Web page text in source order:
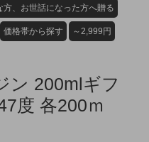
方、お世話になった方へ贈る
価格帯から探す ～2,999円
ン 200mlギフ
度 各200ｍ